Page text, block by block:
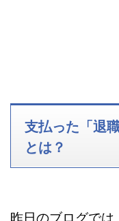
支払った「退
とは？
昨日のブログでは